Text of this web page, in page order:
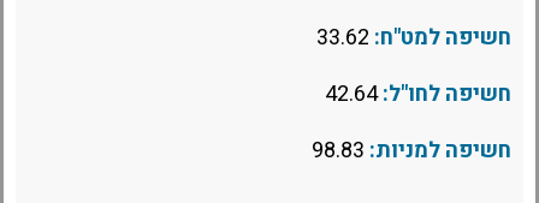
חשיפה למט"ח:
חשיפה לחו"ל:42.64
חשיפה למניות: